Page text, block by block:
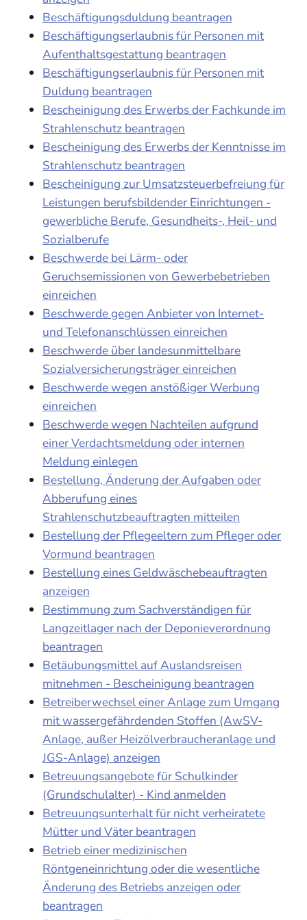
Beschäftigungsduldung beantragen
Beschäftigungserlaubnis für Personen mit
Aufenthaltsgestattung beantragen
Beschäftigungserlaubnis für Personen mit
Duldung beantragen
Bescheinigung des Erwerbs der Fachkunde im
Strahlenschutz beantragen
Bescheinigung des Erwerbs der Kenntnisse im
Strahlenschutz beantragen
Bescheinigung zur Umsatzsteuerbefreiung für
Leistungen berufsbildender Einrichtungen -
gewerbliche Berufe, Gesundheits-, Heil- und
Sozialberufe
Beschwerde bei Lärm- oder
Geruchsemissionen von Gewerbebetrieben
einreichen
Beschwerde gegen Anbieter von Internet-
und Telefonanschlüssen einreichen
Beschwerde über landesunmittelbare
Sozialversicherungsträger einreichen
Beschwerde wegen anstößiger Werbung
einreichen
Beschwerde wegen Nachteilen aufgrund
einer Verdachtsmeldung oder internen
Meldung einlegen
Bestellung, Änderung der Aufgaben oder
Abberufung eines
Strahlenschutzbeauftragten mitteilen
Bestellung der Pflegeeltern zum Pfleger oder
Vormund beantragen
Bestellung eines Geldwäschebeauftragten
anzeigen
Bestimmung zum Sachverständigen für
Langzeitlager nach der Deponieverordnung
beantragen
Betäubungsmittel auf Auslandsreisen
mitnehmen - Bescheinigung beantragen
Betreiberwechsel einer Anlage zum Umgang
mit wassergefährdenden Stoffen (AwSV-
Anlage, außer Heizölverbraucheranlage und
JGS-Anlage) anzeigen
Betreuungsangebote für Schulkinder
(Grundschulalter) - Kind anmelden
Betreuungsunterhalt für nicht verheiratete
Mütter und Väter beantragen
Betrieb einer medizinischen
Röntgeneinrichtung oder die wesentliche
Änderung des Betriebs anzeigen oder
beantragen